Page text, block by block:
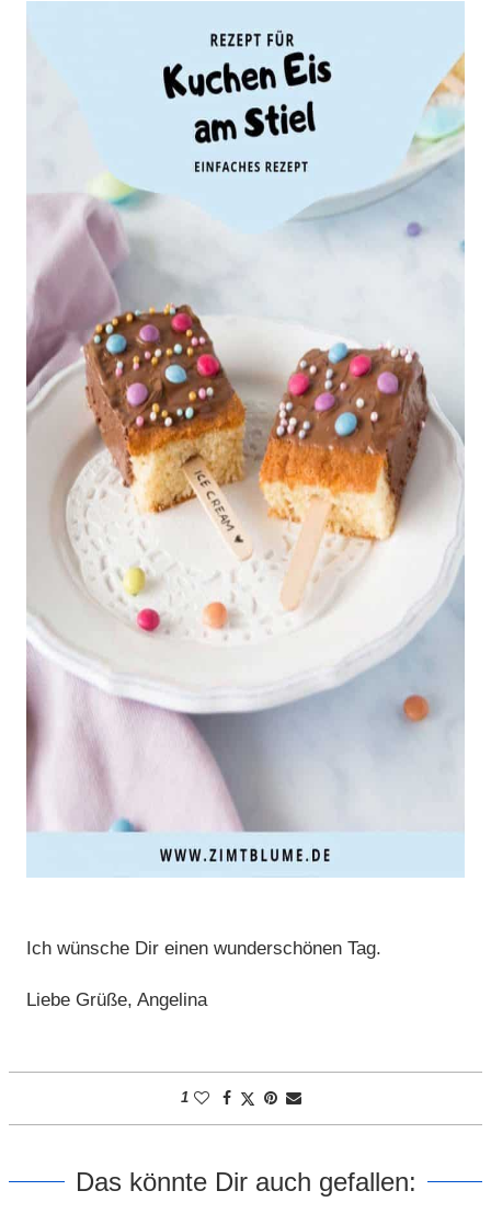
Ich wünsche Dir einen wunderschönen Tag.
Liebe Grüße, Angelina
1
Das könnte Dir auch gefallen: